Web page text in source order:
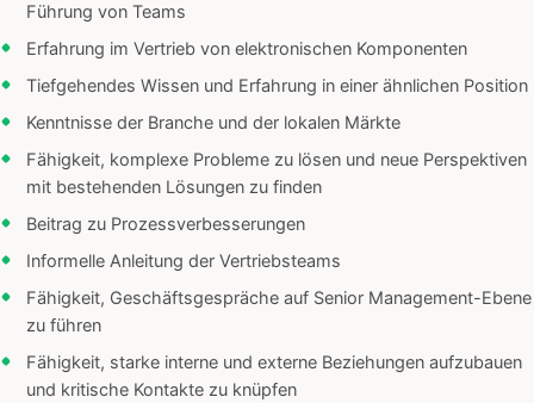
Führung von Teams
Erfahrung im Vertrieb von elektronischen Komponenten
Tiefgehendes Wissen und Erfahrung in einer ähnlichen Position
Kenntnisse der Branche und der lokalen Märkte
Fähigkeit, komplexe Probleme zu lösen und neue Perspektiven
mit bestehenden Lösungen zu finden
Beitrag zu Prozessverbesserungen
Informelle Anleitung der Vertriebsteams
Fähigkeit, Geschäftsgespräche auf Senior Management-Ebene
zu führen
Fähigkeit, starke interne und externe Beziehungen aufzubauen
und kritische Kontakte zu knüpfen